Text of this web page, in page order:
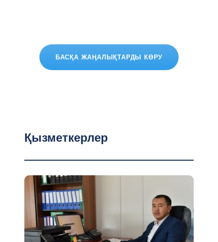
БАСҚА ЖАҢАЛЫҚТАРДЫ КӨРУ
Қызметкерлер